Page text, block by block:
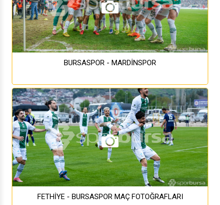
BURSASPOR - MARDİNSPOR
FETHİYE - BURSASPOR MAÇ FOTOĞRAFLARI